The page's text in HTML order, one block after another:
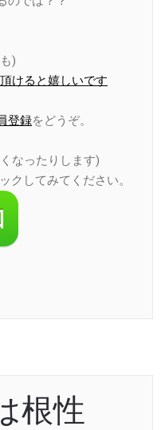
)
けると嬉しいです
登録をどうぞ。
なったりします)
クしてみてください。
根性